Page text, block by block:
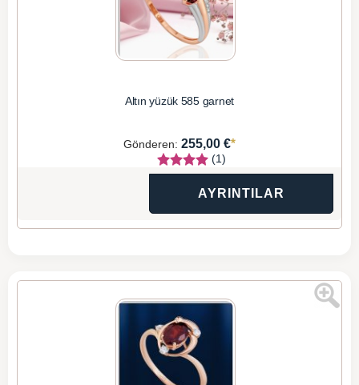
Altın yüzük 585 garnet
Gönderen: 255,00 €*
(1)
AYRINTILAR